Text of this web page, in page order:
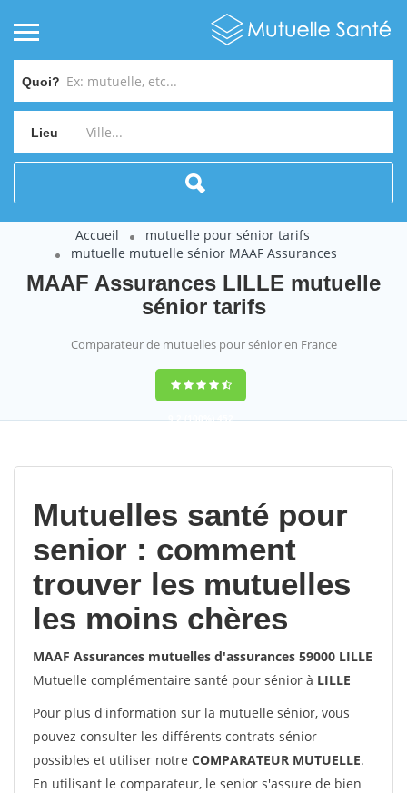
Quoi?
Lieu
Accueil
mutuelle pour sénior tarifs
mutuelle mutuelle sénior MAAF Assurances
MAAF Assurances LILLE mutuelle
sénior tarifs
Comparateur de mutuelles pour sénior en France
9,2(100%)452
Mutuelles santé pour
senior : comment
trouver les mutuelles
les moins chères
MAAF Assurances mutuelles d'assurances 59000 LILLE
Mutuelle complémentaire santé pour sénior à LILLE
Pour plus d'information sur la mutuelle sénior, vous
pouvez consulter les différents contrats sénior
possibles et utiliser notre COMPARATEUR MUTUELLE.
En utilisant le comparateur, le senior s'assure de bien